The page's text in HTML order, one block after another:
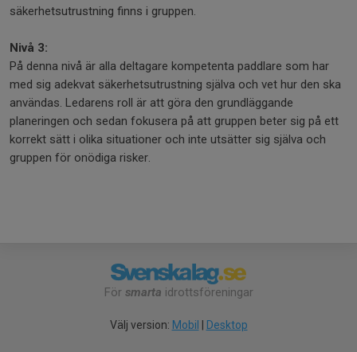
säkerhetsutrustning finns i gruppen.
Nivå 3:
På denna nivå är alla deltagare kompetenta paddlare som har
med sig adekvat säkerhetsutrustning själva och vet hur den ska
användas. Ledarens roll är att göra den grundläggande
planeringen och sedan fokusera på att gruppen beter sig på ett
korrekt sätt i olika situationer och inte utsätter sig själva och
gruppen för onödiga risker.
För smarta idrottsföreningar
Välj version: Mobil Desktop